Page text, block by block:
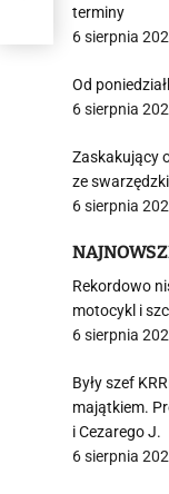
terminy
6 sierpnia
Od
6 sierpnia
Zaskakujący
ze
6 sierpnia
Rekordowo
motocykl i
6 sierpnia
Były szef
majątkiem.
i Cezarego J.
6 sierpnia